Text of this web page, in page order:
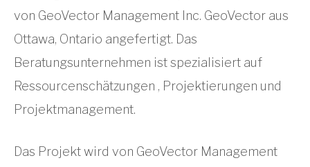
von GeoVector Management Inc. GeoVector aus
Ottawa, Ontario angefertigt. Das
Beratungsunternehmen ist spezialisiert auf
Ressourcenschätzungen , Projektierungen und
Projektmanagement.
Das Projekt wird von GeoVector Management